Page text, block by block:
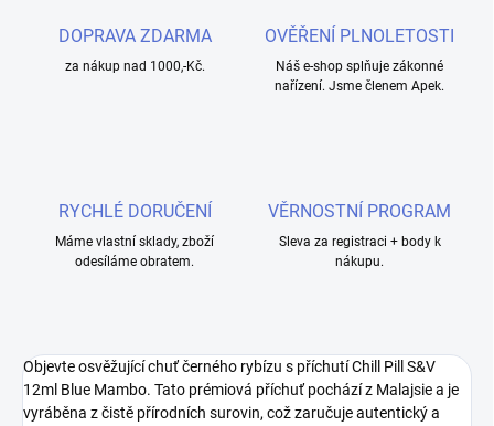
DOPRAVA ZDARMA
za nákup nad 1000,-Kč.
OVĚŘENÍ PLNOLETOSTI
Náš e-shop splňuje zákonné
nařízení. Jsme členem Apek.
RYCHLÉ DORUČENÍ
Máme vlastní sklady, zboží
odesíláme obratem.
VĚRNOSTNÍ PROGRAM
Sleva za registraci + body k
nákupu.
Objevte osvěžující chuť černého rybízu s příchutí Chill Pill S&V
12ml Blue Mambo. Tato prémiová příchuť pochází z Malajsie a je
vyráběna z čistě přírodních surovin, což zaručuje autentický a